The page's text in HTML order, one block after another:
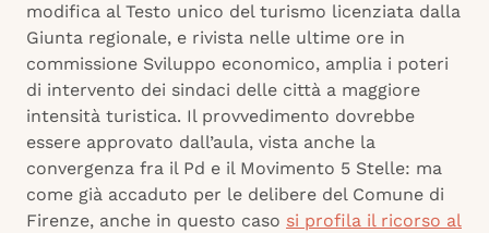
modifica al Testo unico del turismo licenziata dalla
Giunta regionale, e rivista nelle ultime ore in
commissione Sviluppo economico, amplia i poteri
di intervento dei sindaci delle città a maggiore
intensità turistica. Il provvedimento dovrebbe
essere approvato dall’aula, vista anche la
convergenza fra il Pd e il Movimento 5 Stelle: ma
come già accaduto per le delibere del Comune di
Firenze, anche in questo caso si profila il ricorso al